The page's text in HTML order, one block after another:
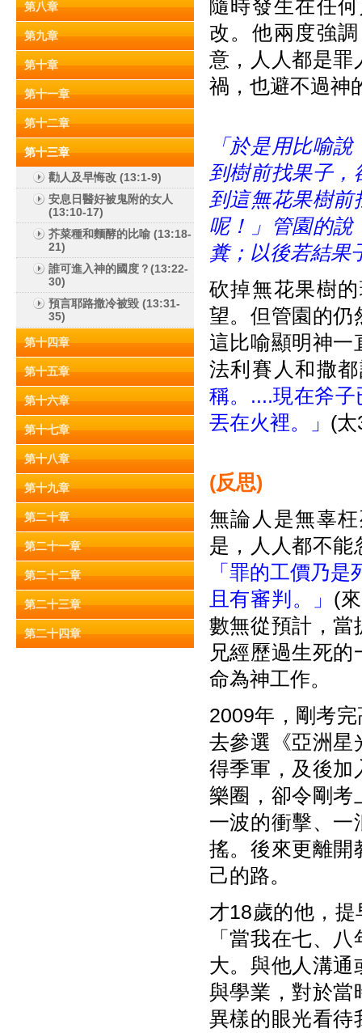
第八章
第九章
第十章
第十一章
第十二章
第十三章
勸人及早悔改 (13:1-9)
安息日醫好被鬼附的女人
(13:10-17)
芥菜種和麵酵的比喻 (13:18-
21)
誰可進入神的國度？(13:22-
30)
預言耶路撒冷被毀 (13:31-
35)
第十四章
第十五章
第十六章
第十七章
第十八章
第十九章
第二十章
第二十一章
第二十二章
第二十三章
第二十四章
隨時發生在任
改。他兩度強
意，人人都是罪
禍，也避不過神
「於是用比喻
到樹前找果子
到這無花果樹
呢！」管園的說
糞；以後若結果
砍掉無花果樹
望。但管園的仍
這比喻顯明神一
法利賽人和撒
稱。....現在斧
丟在火裡。」 (
(反思)
無論人是無辜
是，人人都不能
「罪的工價乃是
且有審判。」 (
數無從預計，當
兄經歷過生死
命為神工作。
2009年，剛考
去參選《亞洲星
得季軍，及後加
樂圈，卻令剛考
一波的衝擊、一
搖。後來更離開
己的路。
才18歲的他，
「當我在七、
大。與他人溝通
與學業，對於當
異樣的眼光看待